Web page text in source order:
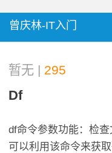
曾庆林-IT入门
暂无 | 295
Df
df命令参数功能：检查
可以利用该命令来获